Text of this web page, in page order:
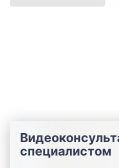
специалистом